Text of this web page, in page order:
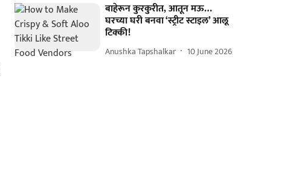
बाहेरून कुरकुरीत, आतून मऊ…
घरच्या घरी बनवा ‘स्ट्रीट स्टाइल’ आलू
टिक्की!
Anushka Tapshalkar 10 June 2026